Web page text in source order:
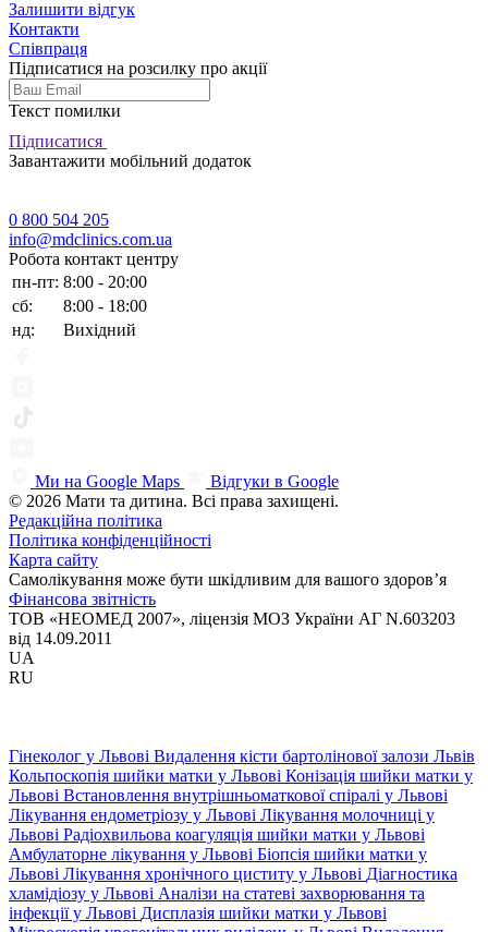
Залишити відгук
Контакти
Співпраця
Підписатися на розсилку про акції
Текст помилки
Підписатися
Завантажити мобільний додаток
0 800 504 205
info@mdclinics.com.ua
Робота контакт центру
пн-пт: 8:00 - 20:00
сб:
8:00 - 18:00
нд:
Вихідний
Ми на Google Maps
Відгуки в Google
© 2026 Мати та дитина. Всі права захищені.
Редакційна політика
Політика конфіденційності
Карта сайту
Самолікування може бути шкідливим для вашого здоров’я
Фінансова звітність
ТОВ «НЕОМЕД 2007», ліцензія МОЗ України АГ N.603203
від 14.09.2011
UA
RU
Гінеколог у Львові Видалення кісти бартолінової залози Львів
Кольпоскопія шийки матки у Львові Конізація шийки матки у
Львові Встановлення внутрішньоматкової спіралі у Львові
Лікування ендометріозу у Львові Лікування молочниці у
Львові Радіохвильова коагуляція шийки матки у Львові
Амбулаторне лікування у Львові Біопсія шийки матки у
Львові Лікування хронічного циститу у Львові Діагностика
хламідіозу у Львові Аналізи на статеві захворювання та
інфекції у Львові Дисплазія шийки матки у Львові